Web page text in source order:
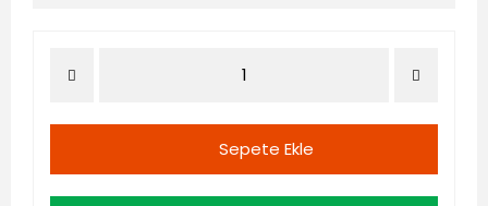
Sepete Ekle